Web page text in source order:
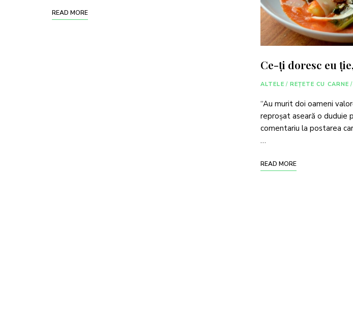
READ MORE
Ce-ți doresc eu
ALTELE / REȚETE CU CARNE /
“Au murit doi oameni
reproșat aseară o duduie
comentariu la postarea
…
READ MORE